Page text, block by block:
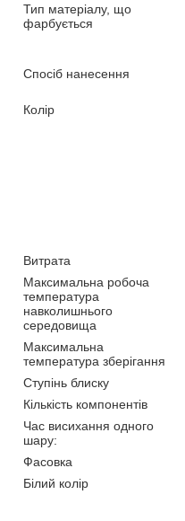
Тип матеріалу, що
фарбується
Спосіб нанесення
Колір
Витрата
Максимальна робоча
температура
навколишнього
середовища
Максимальна
температура зберігання
Ступінь блиску
Кількість компонентів
Час висихання одного
шару:
Фасовка
Білий колір